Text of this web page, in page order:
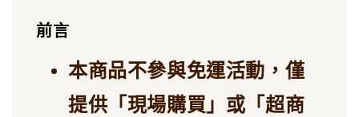
前言
本商品不參與免運活動，僅
提供「現場購買」或「超商